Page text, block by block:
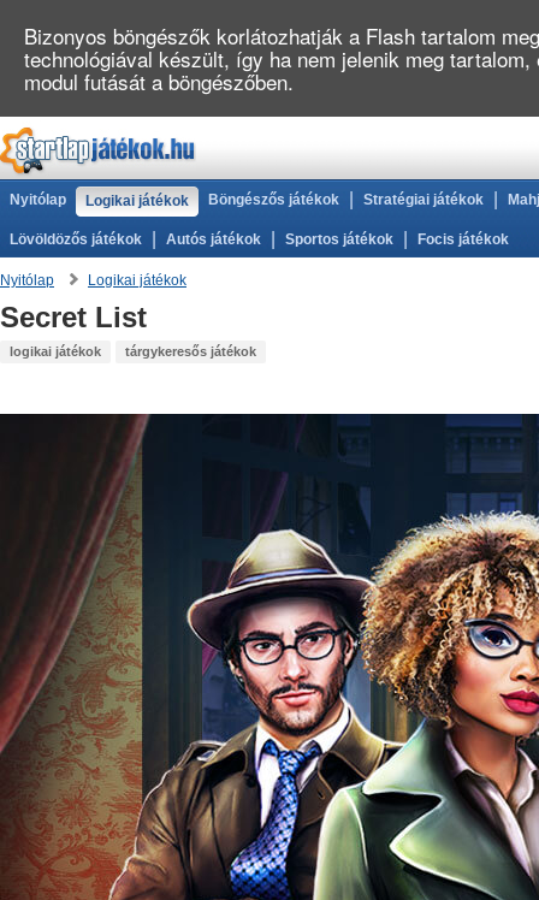
Nyitólap Logikai játékok Böngészős játékok Stratégiai játékok
Lövöldözős játékok Autós játékok Sportos játékok Focis játékok
Nyitólap Logikai játékok
Secret List
logikai játékok tárgykeresős játékok
Bizonyos böngészők korlátozhatják a Flash tartalom
technológiával készült, így ha nem jelenik meg
modul futását a böngészőben.